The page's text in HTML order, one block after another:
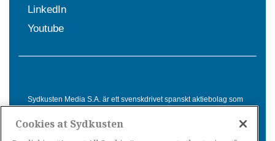
LinkedIn
Youtube
Sydkusten Media S.A. är ett svenskdrivet spanskt aktiebolag som
Spanien. Genom nyhetsbevakning av hela Spanien, med bas på
Cookies at Sydkusten